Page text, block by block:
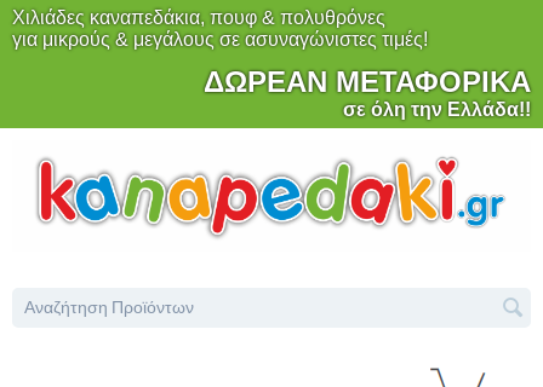
Χιλιάδες καναπεδάκια, πουφ & πολυθρόνες
για μικρούς & μεγάλους σε ασυναγώνιστες τιμές!
ΔΩΡΕΑΝ ΜΕΤΑΦΟΡΙΚΑ
σε όλη την Ελλάδα!!